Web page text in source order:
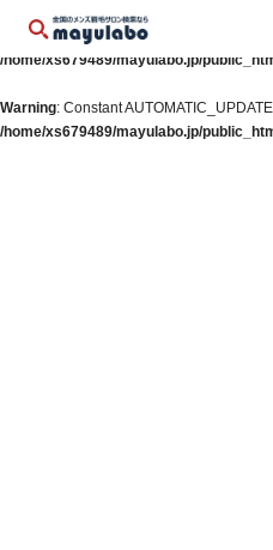
Warning: Constant
/home/xs679489/mayulabo.jp/
Warning: Constant
/home/xs679489/mayulabo.jp/